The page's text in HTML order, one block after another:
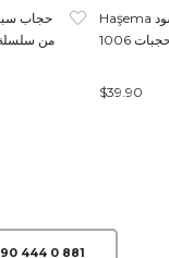
من سلسلة
Haşema حجاب سباحة أسود
1006
$39.90
444 0 881